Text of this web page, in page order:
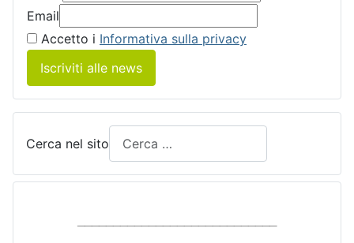
Email
Accetto i Informativa sulla privacy
Iscriviti alle news
Cerca nel sito